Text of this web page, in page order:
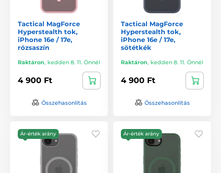
Tactical MagForce
Hyperstealth tok,
iPhone 16e / 17e,
rózsaszín
Raktáron, kedden 8. 11. Önnél
4 900 Ft
Összehasonlítás
Tactical MagForce
Hyperstealth tok,
iPhone 16e / 17e,
sötétkék
Raktáron, kedden 8. 11. Önnél
4 900 Ft
Összehasonlítás
Ár-érték arány Ár-érték arány